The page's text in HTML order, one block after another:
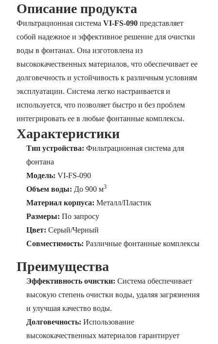
Описание продукта
Фильтрационная системаVI-FS-090 представляет
собой надежное и эффективное решение для очистки
воды в фонтанах. Она изготовлена из
высококачественных материалов, что обеспечивает ее
долговечность и устойчивость к различным условиям
эксплуатации. Система легко настраивается и
используется, что позволяет быстро и без проблем
интегрировать ее в любые фонтанные комплексы.
Характеристики
Тип устройства: Фильтрационная система для
фонтана
Модель: VI-FS-090
Объем воды: До 900 м3
Материал корпуса: Металл/Пластик
Размеры: По запросу
Цвет: Серый/Черный
Совместимость: Различные фонтанные комплексы
Преимущества
Эффективность очистки: Система обеспечивает
высокую степень очистки воды, удаляя загрязнения
и улучшая качество воды.
Долговечность: Использование
высококачественных материалов гарантирует